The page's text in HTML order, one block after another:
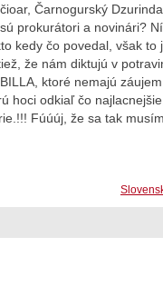
Čarnogurský
prokurátori a novinári?
kedy čo povedal, však to
že nám diktujú v
ktoré nemajú
hoci odkiaľ čo
Fúúúj, že sa tak